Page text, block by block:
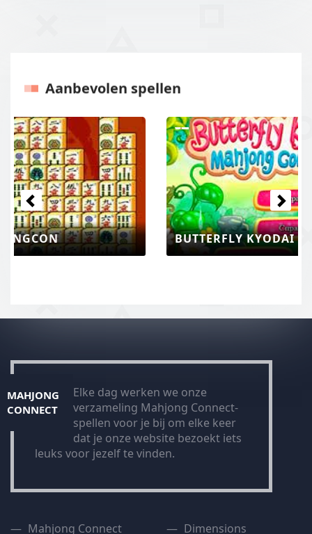
Aanbevolen spellen
BUTTERFLY KYODAI MAHJONG CONNECT
Vorige
MAHJONG
CONNECT
Elke dag werken we onze
verzameling Mahjong Connect-
spellen voor je bij om elke keer
dat je onze website bezoekt iets
leuks voor jezelf te vinden.
Mahjong Connect Dimensions